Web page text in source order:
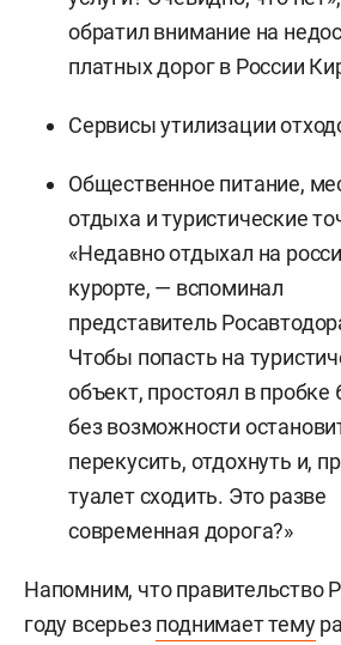
обратил внимание на
платных дорог в России
Сервисы утилизации
Общественное питание,
отдыха и туристические
«Недавно отдыхал на
курорте, — вспоминал
представитель
Чтобы попасть на
объект, простоял в пробке
без возможности
перекусить, отдохнуть и,
туалет сходить. Это разве
современная дорога?»
Напомним, что правительство
году всерьезподнимает тему